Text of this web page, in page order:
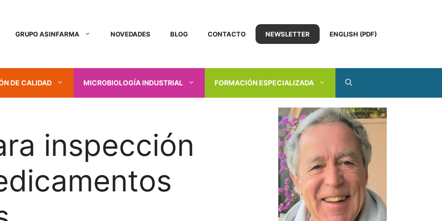
GRUPO ASINFARMA NOVEDADES BLOG CONTACTO NEWSLETTER ENGLISH (PDF)
DE CALIDAD MICROBIOLOGÍA INDUSTRIAL FORMACIÓN ESPECIALIZADA
inspección